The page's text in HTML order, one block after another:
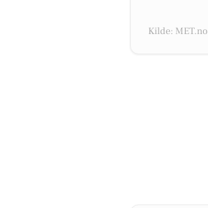
Kilde: MET.no